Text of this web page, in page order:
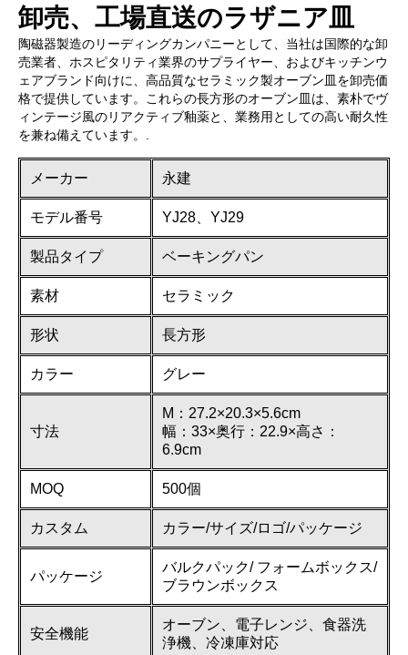
卸売、工場直送のラザニア皿
陶磁器製造のリーディングカンパニーとして、当社は国際的な卸
売業者、ホスピタリティ業界のサプライヤー、およびキッチンウ
ェアブランド向けに、高品質なセラミック製オーブン皿を卸売価
格で提供しています。これらの長方形のオーブン皿は、素朴でヴ
ィンテージ風のリアクティブ釉薬と、業務用としての高い耐久性
を兼ね備えています。.
メーカー 永建
モデル番号 YJ28、YJ29
製品タイプ ベーキングパン
素材 セラミック
形状 長方形
カラー グレー
寸法
M：27.2×20.3×5.6cm
幅：33×奥行：22.9×高さ：
6.9cm
MOQ 500個
カスタム カラー/サイズ/ロゴ/パッケージ
パッケージ
バルクパック/ フォームボックス/
ブラウンボックス
安全機能
オーブン、電子レンジ、食器洗
浄機、冷凍庫対応